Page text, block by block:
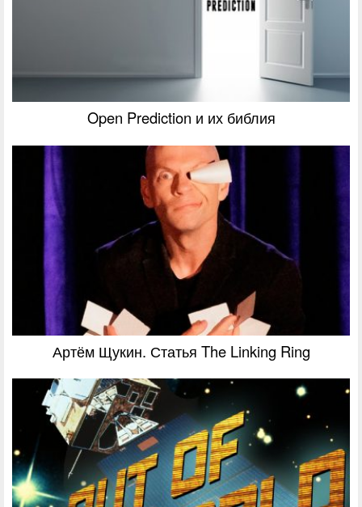
Open Prediction и их библия
Артём Щукин. Статья The Linking Ring